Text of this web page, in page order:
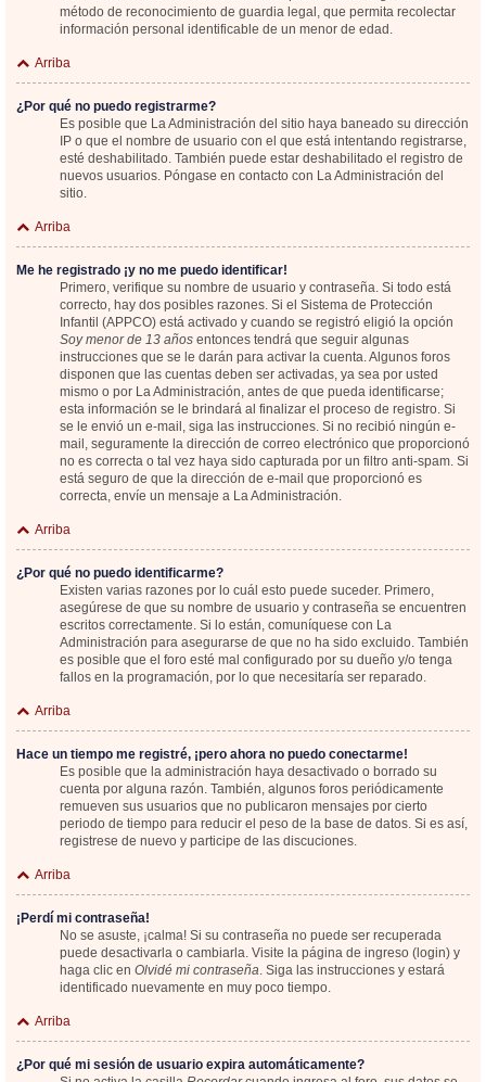
método de reconocimiento de guardia legal, que permita recolectar
información personal identificable de un menor de edad.
Arriba
¿Por qué no puedo registrarme?
Es posible que La Administración del sitio haya baneado su dirección
IP o que el nombre de usuario con el que está intentando registrarse,
esté deshabilitado. También puede estar deshabilitado el registro de
nuevos usuarios. Póngase en contacto con La Administración del
sitio.
Arriba
Me he registrado ¡y no me puedo identificar!
Primero, verifique su nombre de usuario y contraseña. Si todo está
correcto, hay dos posibles razones. Si el Sistema de Protección
Infantil (APPCO) está activado y cuando se registró eligió la opción
Soy menor de 13 años entonces tendrá que seguir algunas
instrucciones que se le darán para activar la cuenta. Algunos foros
disponen que las cuentas deben ser activadas, ya sea por usted
mismo o por La Administración, antes de que pueda identificarse;
esta información se le brindará al finalizar el proceso de registro. Si
se le envió un e-mail, siga las instrucciones. Si no recibió ningún e-
mail, seguramente la dirección de correo electrónico que proporcionó
no es correcta o tal vez haya sido capturada por un filtro anti-spam. Si
está seguro de que la dirección de e-mail que proporcionó es
correcta, envíe un mensaje a La Administración.
Arriba
¿Por qué no puedo identificarme?
Existen varias razones por lo cuál esto puede suceder. Primero,
asegúrese de que su nombre de usuario y contraseña se encuentren
escritos correctamente. Si lo están, comuníquese con La
Administración para asegurarse de que no ha sido excluido. También
es posible que el foro esté mal configurado por su dueño y/o tenga
fallos en la programación, por lo que necesitaría ser reparado.
Arriba
Hace un tiempo me registré, ¡pero ahora no puedo conectarme!
Es posible que la administración haya desactivado o borrado su
cuenta por alguna razón. También, algunos foros periódicamente
remueven sus usuarios que no publicaron mensajes por cierto
periodo de tiempo para reducir el peso de la base de datos. Si es así,
registrese de nuevo y participe de las discuciones.
Arriba
¡Perdí mi contraseña!
No se asuste, ¡calma! Si su contraseña no puede ser recuperada
puede desactivarla o cambiarla. Visite la página de ingreso (login) y
haga clic en Olvidé mi contraseña. Siga las instrucciones y estará
identificado nuevamente en muy poco tiempo.
Arriba
¿Por qué mi sesión de usuario expira automáticamente?